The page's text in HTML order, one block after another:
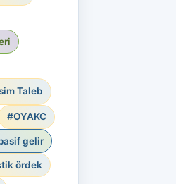
Taleb
#OYAKC
gelir
ördek